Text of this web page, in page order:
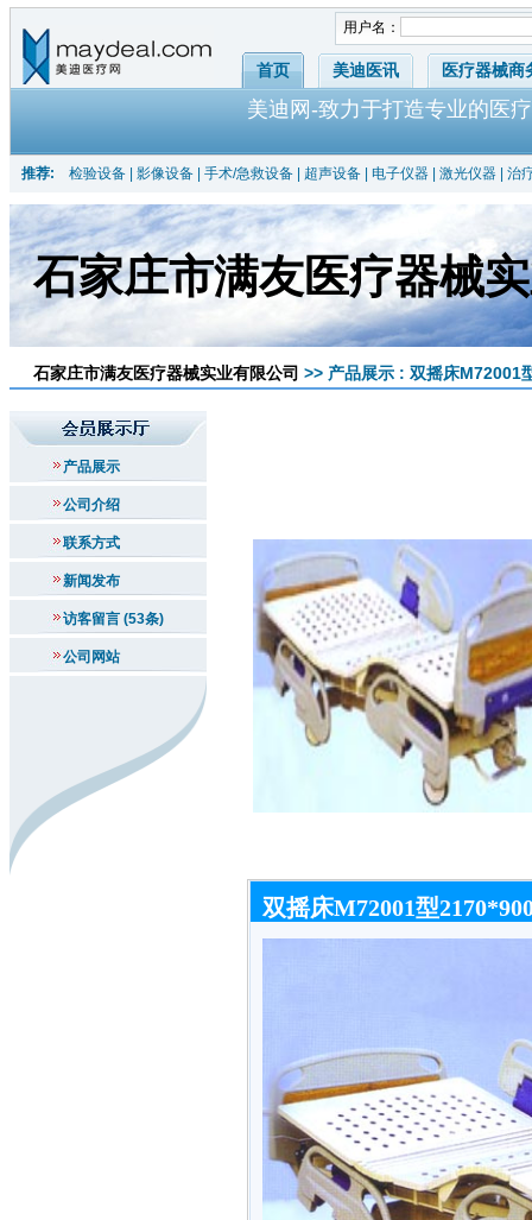
用户名：
首页 美迪医讯 医疗器械商
美迪网-致力于打造专业的医
推荐: 检验设备 影像设备 手术/急救设备 超声设备 电子仪器 激光仪器 治
石家庄市满友医疗器械
石家庄市满友医疗器械实业有限公司 >> 产品展示 : 双摇床M72001
产品展示
公司介绍
联系方式
新闻发布
访客留言 (53条)
公司网站
双摇床M72001型